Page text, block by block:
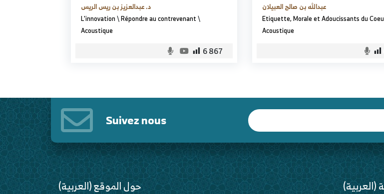
د. عبدالعزيز بن ريس الريس
L'innovation\Répondre au contrevenant\
Acoustique
6 867
عبدالله بن صالح العبيلان
Etiquette, Morale et Adoucissants du
Acoustique
Suivez nous
(العربية) حول الموقع